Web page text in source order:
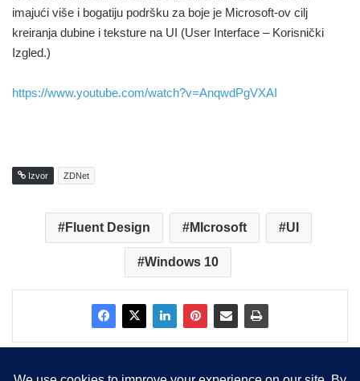
imajući više i bogatiju podršku za boje je Microsoft-ov cilj
kreiranja dubine i teksture na UI (User Interface – Korisnički
Izgled.)
https://www.youtube.com/watch?v=AnqwdPgVXAI
Izvor ZDNet
Fluent Design MIcrosoft UI
Windows 10